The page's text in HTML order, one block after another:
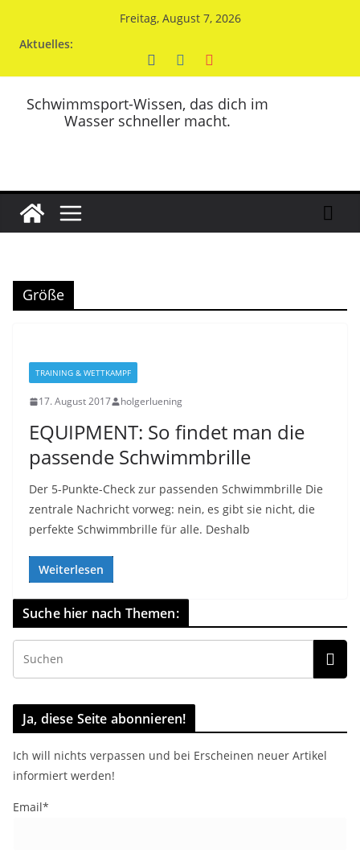
Freitag, August 7, 2026
Aktuelles:
Schwimmsport-Wissen, das dich im
Wasser schneller macht.
Größe
TRAINING & WETTKAMPF
17. August 2017 holgerluening
EQUIPMENT: So findet man die
passende Schwimmbrille
Der 5-Punkte-Check zur passenden Schwimmbrille Die
zentrale Nachricht vorweg: nein, es gibt sie nicht, die
perfekte Schwimmbrille für alle. Deshalb
Weiterlesen
Suche hier nach Themen:
Ja, diese Seite abonnieren!
Ich will nichts verpassen und bei Erscheinen neuer Artikel
informiert werden!
Email*